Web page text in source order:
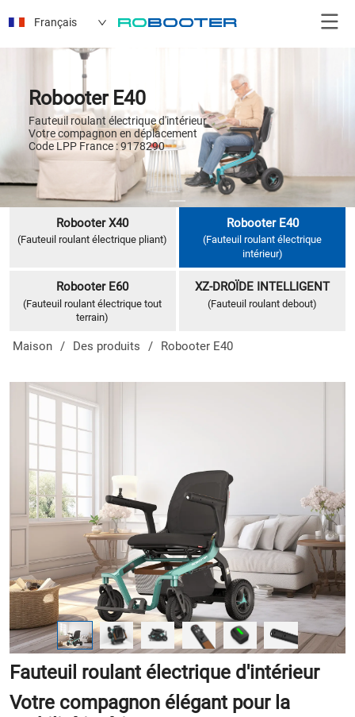
Français
Robooter E40
Fauteuil roulant électrique d'intérieur
Votre compagnon en déplacement
Code LPP France : 9178290
Robooter X40
(Fauteuil roulant électrique pliant)
Robooter E40
(Fauteuil roulant électrique
intérieur)
Robooter E60
(Fauteuil roulant électrique tout
terrain)
XZ-DROÏDE INTELLIGENT
(Fauteuil roulant debout)
Maison / Des produits / Robooter E40
Fauteuil roulant électrique d'intérieur
Votre compagnon élégant pour la